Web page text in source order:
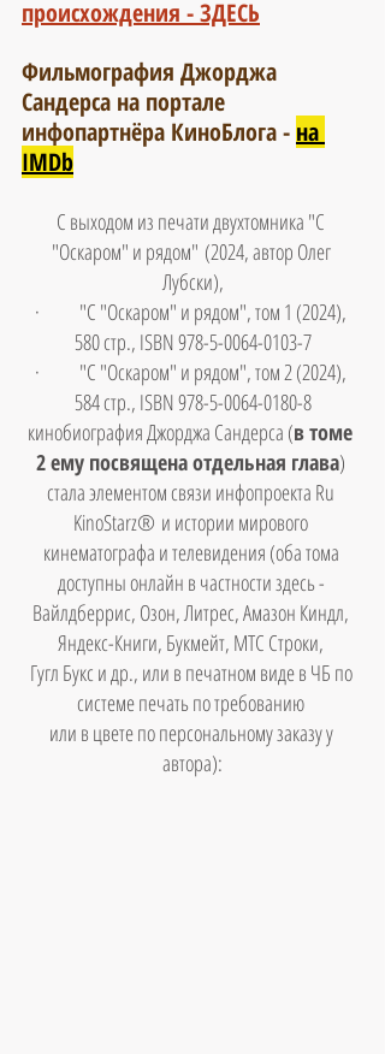
происхождения - ЗДЕСЬ
Фильмография Джорджа
Сандерса на портале
инфопартнёра КиноБлога - на
IMDb
С выходом из печати двухтомника "С
"Оскаром" и рядом" (2024, автор Олег
Лубски),
·       "С "Оскаром" и рядом", том 1 (2024),
580 стр., ISBN 978-5-0064-0103-7
·       "С "Оскаром" и рядом", том 2 (2024),
584 стр., ISBN 978-5-0064-0180-8
кинобиография Джорджа Сандерса (в томе
2 ему посвящена отдельная глава)
стала элементом связи инфопроекта Ru
KinoStarz® и истории мирового
кинематографа и телевидения (оба тома
доступны онлайн в частности здесь -
Вайлдберрис, Озон, Литрес, Амазон Киндл,
Яндекс-Книги, Букмейт, МТС Строки,
Гугл Букс и др., или в печатном виде в ЧБ по
системе печать по требованию
или в цвете по персональному заказу у
автора):